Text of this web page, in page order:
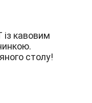
кавовим
столу!